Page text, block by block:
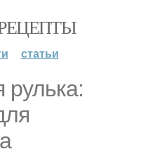
статьи
рулька: